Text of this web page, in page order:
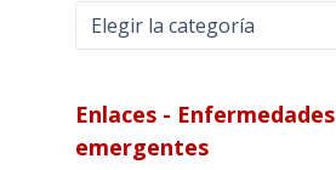
Entradas
–
categorías
Enlaces - Enfermedades
emergentes